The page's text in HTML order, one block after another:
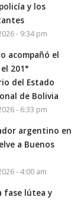
y los
- 9:34 pm
acompañó el
201°
del Estado
de Bolivia
- 6:33 pm
argentino en
a Buenos
- 4:00 am
fase lútea y